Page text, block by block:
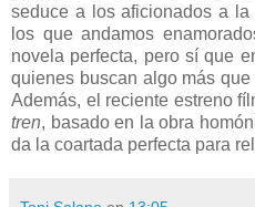
seduce a los aficionados a la
los que andamos
novela perfecta, pero sí que
quienes buscan algo más
Además, el reciente estreno
tren, basado en la obra
da la coartada perfecta para